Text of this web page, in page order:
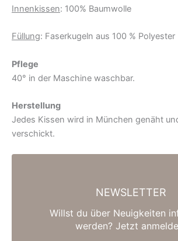
Innenkissen: 100% Baumwolle
Füllung: Faserkugeln aus 100 % Polyester
Pflege
40° in der Maschine waschbar.
Herstellung
Jedes Kissen wird in München genäht
verschickt.
NEWSLETTER
Willst du über Neuigkeiten
werden? Jetzt